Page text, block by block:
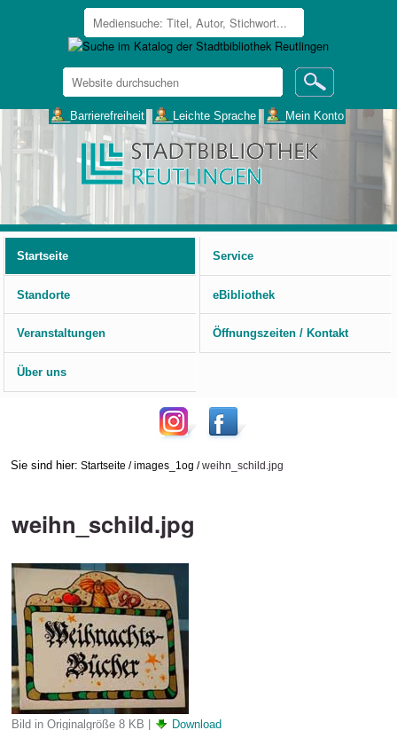
Website
durchsuchen
___Barrierefreiheit ___Leichte Sprache ___Mein Konto
Startseite
Service
Standorte eBibliothek
Veranstaltungen Öffnungszeiten / Kontakt
Über uns
Sie sind hier: Startseite /images_1og /weihn_schild.jpg
weihn_schild.jpg
Bild in Originalgröße 8 KB | Download